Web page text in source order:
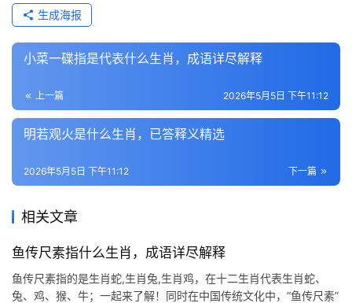
生成海报
小菜一碟指是代表什么生肖，成语详尽解释
上一篇 2026年5月5日 下午11:12
明若观火是什么生肖，已答释义精选
下一篇
2026年5月5日 下午11:12
相关文章
鱼传尺素指什么生肖，成语详尽解释
鱼传尺素指的是生肖蛇,生肖兔,生肖鸡，在十二生肖代表生肖蛇、
兔、鸡、猴、牛；一起来了解！同时在中国传统文化中，“鱼传尺素”